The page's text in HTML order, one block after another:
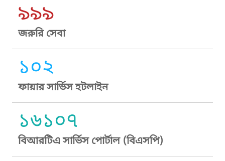
৯৯৯
জরুরি সেবা
১০২
ফায়ার সার্ভিস হটলাইন
১৬১০৭
বিআরটিএ সার্ভিস পোর্টাল (বিএসপি)